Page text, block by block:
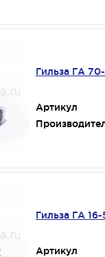
Гильза ГА
Артикул
Гильза ГА
Артикул